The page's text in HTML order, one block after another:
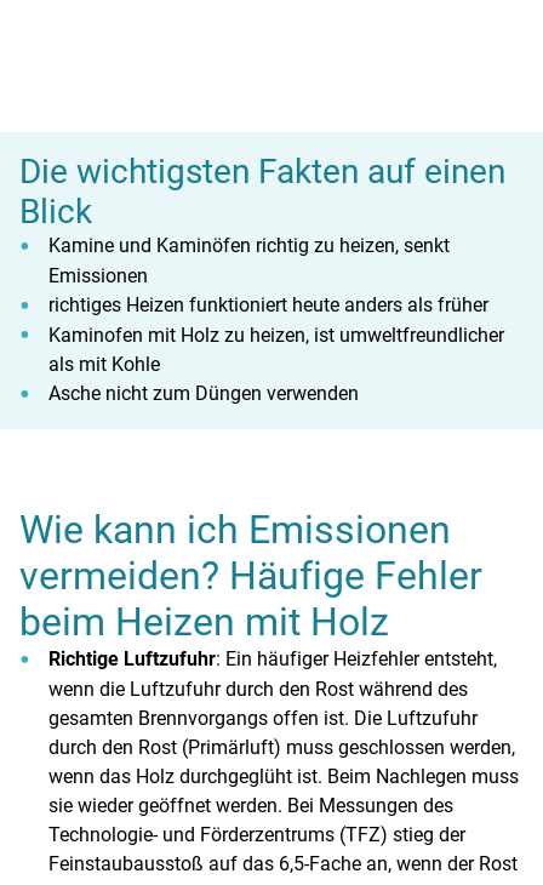
Die wichtigsten Fakten auf einen
Blick
Kamine und Kaminöfen richtig zu heizen, senkt
Emissionen
richtiges Heizen funktioniert heute anders als früher
Kaminofen mit Holz zu heizen, ist umweltfreundlicher
als mit Kohle
Asche nicht zum Düngen verwenden
Wie kann ich Emissionen
vermeiden? Häufige Fehler
beim Heizen mit Holz
Richtige Luftzufuhr: Ein häufiger Heizfehler entsteht,
wenn die Luftzufuhr durch den Rost während des
gesamten Brennvorgangs offen ist. Die Luftzufuhr
durch den Rost (Primärluft) muss geschlossen werden,
wenn das Holz durchgeglüht ist. Beim Nachlegen muss
sie wieder geöffnet werden. Bei Messungen des
Technologie- und Förderzentrums (TFZ) stieg der
Feinstaubausstoß auf das 6,5-Fache an, wenn der Rost